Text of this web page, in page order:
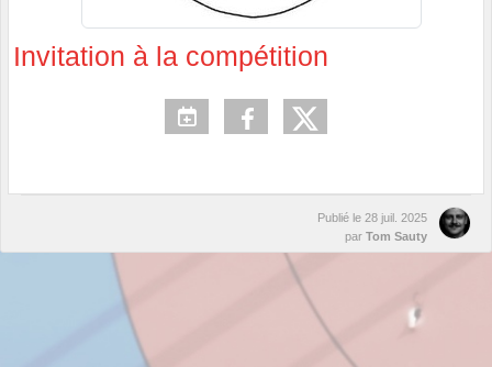
Invitation à la compétition
Publié le 28 juil. 2025
par Tom Sauty